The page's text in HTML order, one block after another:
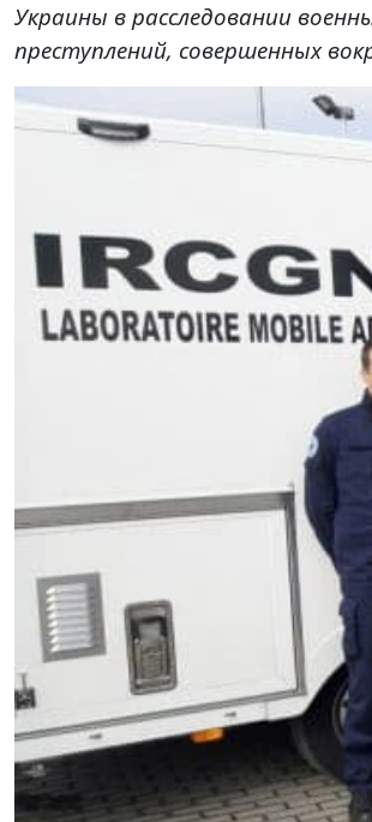
Украины в расследовании
преступлений, совершенных